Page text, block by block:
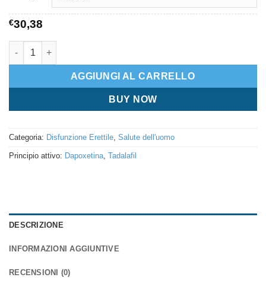
€30,38
Super Tadarise quantità
AGGIUNGI AL CARRELLO
BUY NOW
Categoria: Disfunzione Erettile Salute dell'uomo
Principio attivo: Dapoxetina Tadalafil
DESCRIZIONE
INFORMAZIONI AGGIUNTIVE
RECENSIONI (0)